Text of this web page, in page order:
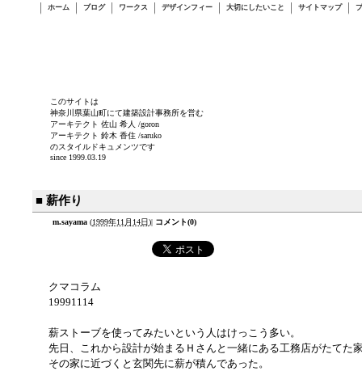
ホーム ブログ ワークス デザインフィー 大切にしたいこと サイトマップ
このサイトは
神奈川県葉山町にて建築設計事務所を営む
アーキテクト 佐山 希人 /goron
アーキテクト 鈴木 香住 /saruko
のスタイルドキュメンツです
since 1999.03.19
■ 薪作り
m.sayama (1999年11月14日)| コメント(0)
クマコラム
19991114
薪ストーブを使ってみたいという人はけっこう多い。
先日、これから設計が始まるＨさんと一緒にある工務店がたてた
その家に近づくと玄関先に薪が積んであった。